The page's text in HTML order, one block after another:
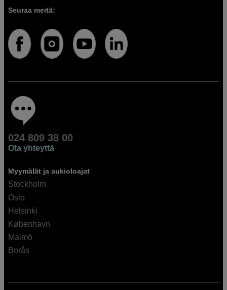
Seuraa meitä:
024 809 38 00
Ota yhteyttä
Myymälät ja aukioloajat
Stockholm
Oslo
Helsinki
København
Malmö
Borås